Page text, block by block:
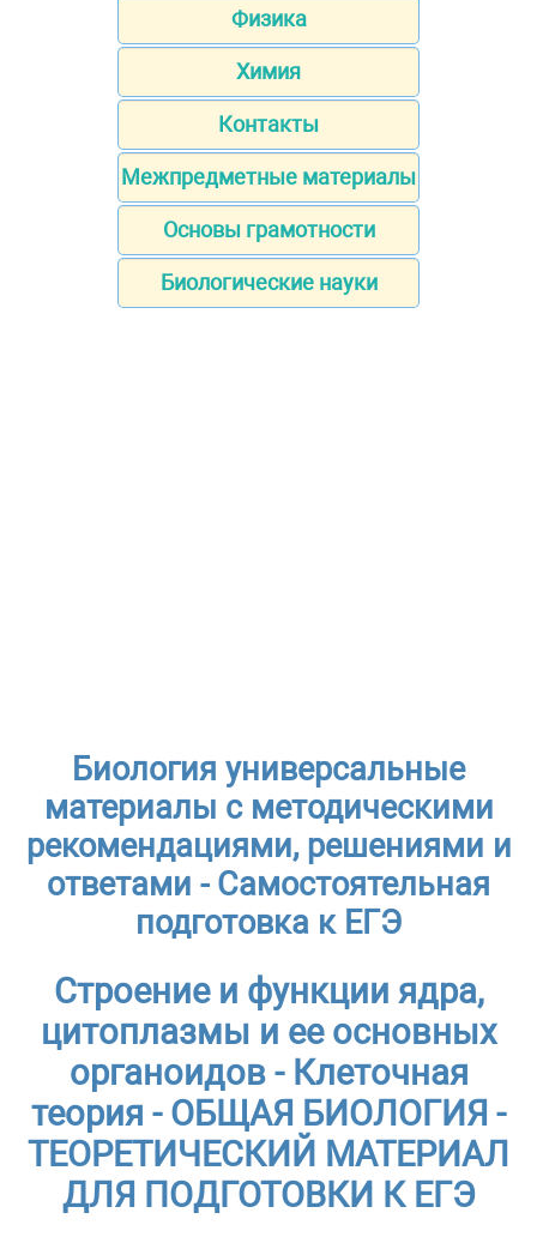
Физика
Химия
Контакты
Межпредметные материалы
Основы грамотности
Биологические науки
Биология универсальные
материалы с методическими
рекомендациями, решениями и
ответами - Самостоятельная
подготовка к ЕГЭ
Строение и функции ядра,
цитоплазмы и ее основных
органоидов - Клеточная
теория - ОБЩАЯ БИОЛОГИЯ -
ТЕОРЕТИЧЕСКИЙ МАТЕРИАЛ
ДЛЯ ПОДГОТОВКИ К ЕГЭ